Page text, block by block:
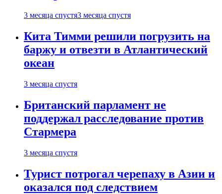
3 месяца спустя3 месяца спустя
Кита Тимми решили погрузить на
баржу и отвезти в Атлантический
океан
3 месяца спустя
Британский парламент не
поддержал расследование против
Стармера
3 месяца спустя
Турист потрогал черепаху в Азии и
оказался под следствием